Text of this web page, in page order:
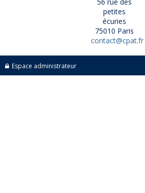
petites
écuries
75010 Paris
contact@cpat.fr
Espace administrateur